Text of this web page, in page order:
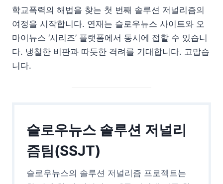
학교폭력의 해법을 찾는 첫 번째 솔루션 저널리즘의
여정을 시작합니다. 연재는 슬로우뉴스 사이트와 오
마이뉴스 ‘시리즈’ 플랫폼에서 동시에 접할 수 있습니
다. 냉철한 비판과 따듯한 격려를 기대합니다. 고맙습
니다.
슬로우뉴스 솔루션 저널리
즘팀(SSJT)
슬로우뉴스의 솔루션 저널리즘 프로젝트는